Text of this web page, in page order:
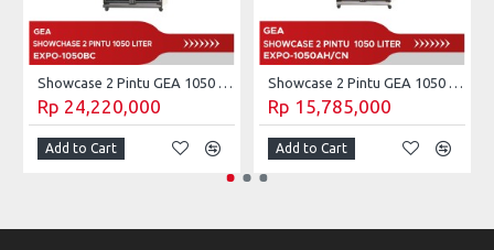
Showcase 2 Pintu GEA 1050 Liter Beer Cooler EXPO-1050BC
Rp 24,220,000
Add to Cart
Showcase 2 Pintu GEA 1050 Liter Display Cooler EXPO-1050AH/CN
Rp 15,785,000
Add to Cart